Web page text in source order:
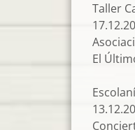
Taller
El